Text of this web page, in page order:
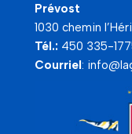
Prévost
1030 chemin
Tél.: 450 335-
Courriel: